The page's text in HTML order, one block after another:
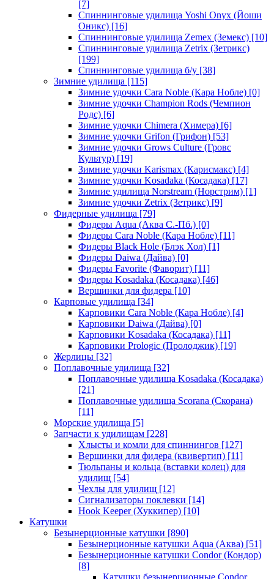
[7]
Спиннинговые удилища Yoshi Onyx (Йоши
Оникс) [16]
Спиннинговые удилища Zemex (Земекс) [10]
Спиннинговые удилища Zetrix (Зетрикс)
[199]
Спиннинговые удилища б/у [38]
Зимние удилища [115]
Зимние удочки Cara Noble (Кара Нобле) [0]
Зимние удочки Champion Rods (Чемпион
Родс) [6]
Зимние удочки Chimera (Химера) [6]
Зимние удочки Grifon (Грифон) [53]
Зимние удочки Grows Culture (Гровс
Культур) [19]
Зимние удочки Karismax (Карисмакс) [4]
Зимние удочки Kosadaka (Косадака) [17]
Зимние удилища Norstream (Норстрим) [1]
Зимние удочки Zetrix (Зетрикс) [9]
Фидерные удилища [79]
Фидеры Aqua (Аква С.-Пб.) [0]
Фидеры Cara Noble (Кара Нобле) [11]
Фидеры Black Hole (Блэк Хол) [1]
Фидеры Daiwa (Дайва) [0]
Фидеры Favorite (Фаворит) [11]
Фидеры Kosadaka (Косадака) [46]
Вершинки для фидера [10]
Карповые удилища [34]
Карповики Cara Noble (Кара Нобле) [4]
Карповики Daiwa (Дайва) [0]
Карповики Kosadaka (Косадака) [11]
Карповики Prologic (Пролоджик) [19]
Жерлицы [32]
Поплавочные удилища [32]
Поплавочные удилища Kosadaka (Косадака)
[21]
Поплавочные удилища Scorana (Скорана)
[11]
Морские удилища [5]
Запчасти к удилищам [228]
Хлысты и комли для спиннингов [127]
Вершинки для фидера (квивертип) [11]
Тюльпаны и кольца (вставки колец) для
удилищ [54]
Чехлы для удилищ [12]
Сигнализаторы поклевки [14]
Hook Keeper (Хуккипер) [10]
Катушки
Безынерционные катушки [890]
Безынерционные катушки Aqua (Аква) [51]
Безынерционные катушки Condor (Кондор)
[8]